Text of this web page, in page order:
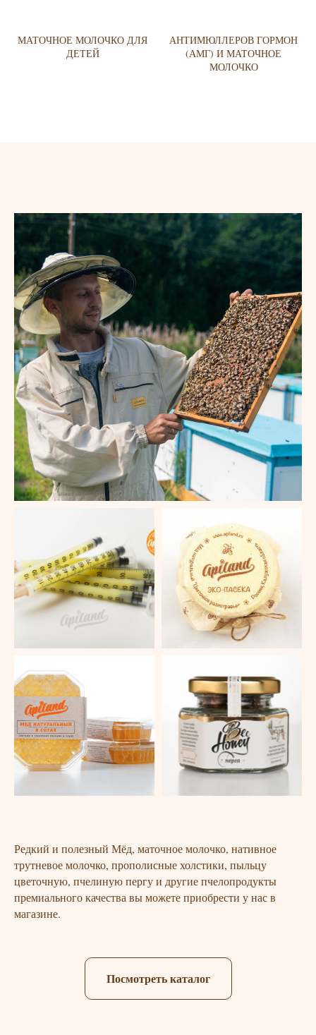
МАТОЧНОЕ МОЛОЧКО ДЛЯ
ДЕТЕЙ
АНТИМЮЛЛЕРОВ ГОРМОН
(АМГ) И МАТОЧНОЕ
МОЛОЧКО
Редкий и полезный Мёд, маточное молочко, нативное
трутневое молочко, прополисные холстики, пыльцу
цветочную, пчелиную пергу и другие пчелопродукты
премиального качества вы можете приобрести у нас в
магазине.
Посмотреть каталог